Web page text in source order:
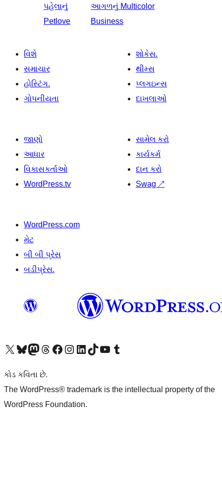
પહેલાનું
Petlove
આગળનું Multicolor
Business
વિશે
સમાચાર
હોસ્ટિંગ.
ગોપનીયતા
શોકેસ.
થીમ્સ
પ્લગઇન્સ
દાખલાઓ
જાણો
આધાર
વિકાસકર્તાઓ
WordPress.tv
સામેલ કરો
કાર્યકર્મ
દાન કરો
Swag ↗
WordPress.com
મેટ
બી બી પ્રેસ
બડીપ્રેસ.
અમારા X (અગાઉ ટ્વિટર) એકાઉન્ટની મુલાકાત લોઅમારા Bluesky એકાઉન્ટની મુલાકાત લોઅમારા માસ્ટોડોન એકાઉન્ટની મુલાકાત લોઅમારા Threads એકાઉન્ટની મુલાકાત લો અમારા ફેસબુક પેજની મુલાકાત લોઅમારા ઇન્સ્ટાગ્રામ એકાઉન્ટની મુલાકાત લો અમારા LinkedIn એકાઉન્ટની મુલાકાત લોઅમારા TikTok એકાઉન્ટની મુલાકાત લોઅમારી YouTube ચેનલની મુલાકાત લો અમારા Tumblr એકાઉન્ટની મુલાકાત લો
કોડ કવિતા છે.
The WordPress® trademark is the intellectual property of the
WordPress Foundation.